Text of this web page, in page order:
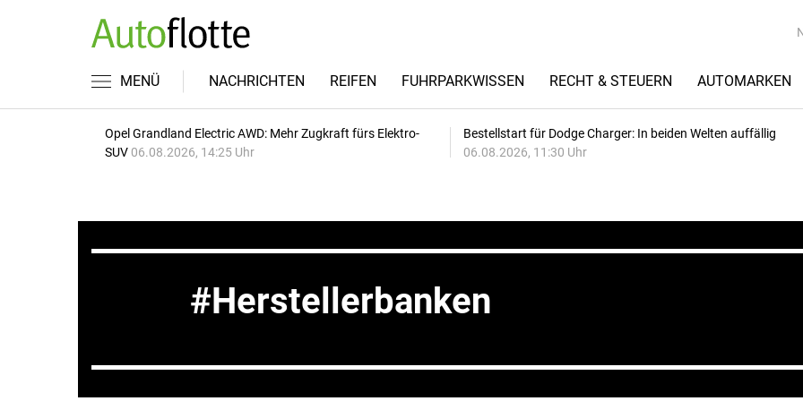
MENÜ NACHRICHTEN REIFEN FUHRPARKWISSEN RECHT & STEUERN AUTOMARKEN
Opel Grandland Electric AWD: Mehr Zugkraft fürs Elektro-
SUV 06.08.2026, 14:25 Uhr
Bestellstart für Dodge Charger: In beiden Welten auffällig
06.08.2026, 11:30 Uhr
Herstellerbanken